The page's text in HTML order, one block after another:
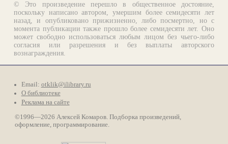
© Это произведение перешло в общественное достояние,
поскольку написано автором, умершим более семидесяти лет
назад, и опубликовано прижизненно, либо посмертно, но с
момента публикации также прошло более семидесяти лет. Оно
может свободно использоваться любым лицом без чьего-либо
согласия или разрешения и без выплаты авторского
вознаграждения.
Email: otklik@ilibrary.ru
О библиотеке
Реклама на сайте
©1996—2026 Алексей Комаров. Подборка произведений,
оформление, программирование.